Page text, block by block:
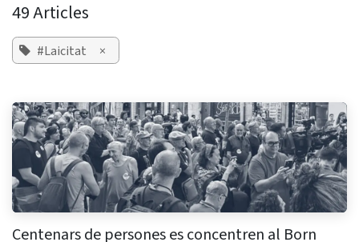
49 Articles
#Laicitat ×
Centenars de persones es concentren al Born